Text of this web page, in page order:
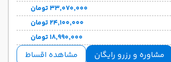
۳۳٬۰۷۰٬۰۰۰ تومان
۲۴٬۱۰۰٬۰۰۰ تومان
۱۸٬۹۹۰٬۰۰۰ تومان
مشاوره و رزرو رایگان مشاهده اقساط